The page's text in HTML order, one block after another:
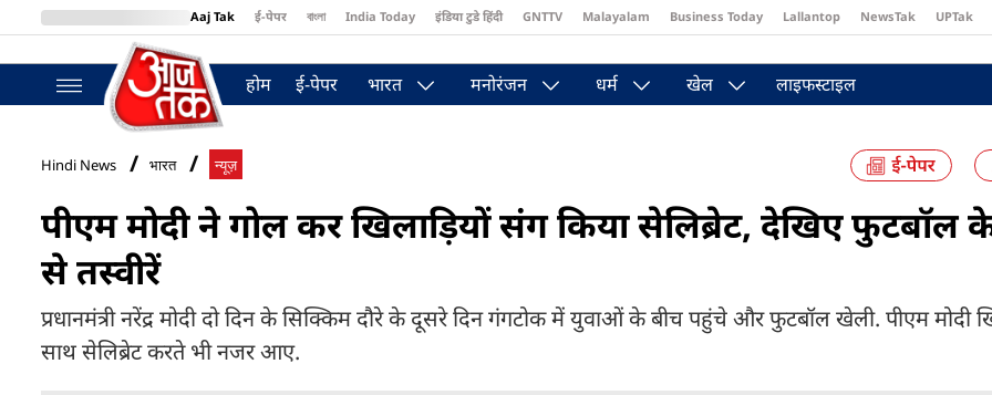
Aaj Tak ई-पेपर বাংলা India Today इंडिया टुडे हिंदी GNTTV Malayalam Business Today Lallantop NewsTak UPTak
BT Bazaar
होम ई-पेपर भारत मनोरंजन धर्म खेल लाइफस्टाइल
Hindi News भारत न्यूज़
पीएम मोदी ने गोल कर खिलाड़ियों संग किया सेलिब्रेट, देखिए फुटबॉल
से तस्वीरें
प्रधानमंत्री नरेंद्र मोदी दो दिन के सिक्किम दौरे के दूसरे दिन गंगटोक में युवाओं के बीच पहुंचे और फुटबॉल खेली. पीएम मोदी
साथ सेलिब्रेट करते भी नजर आए.